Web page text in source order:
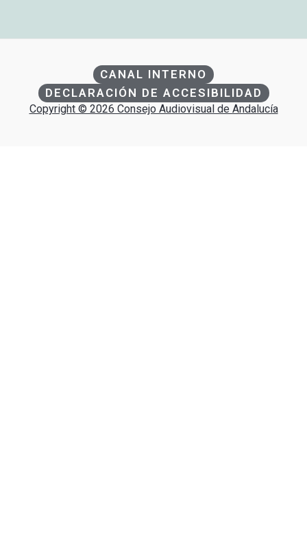
CANAL INTERNO
DECLARACIÓN DE ACCESIBILIDAD
Copyright © 2026 Consejo Audiovisual de Andalucía